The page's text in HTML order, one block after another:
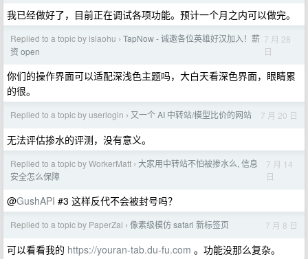
我已经做好了，目前正在调试各项功能。预计一个月之内可以做完。
Replied to a topic by islaohu › TapNow - 诚邀各位英雄好汉加入！薪
资 open
7 月 28
日
你们的操作界面可以适配深浅色主题吗，大白天看深色界面，眼睛累
的很。
Replied to a topic by userlogin › 又一个 AI 中转站/模型比价的网站 7 月 20 日
无法评估掺水的评测，没有意义。
Replied to a topic by WorkerMatt › 大家用中转站不怕被掺水么, 信息
安全怎么保障
7 月 14
日
@GushAPI #3 这样反代不会被封号吗？
Replied to a topic by PaperZai › 像素级模仿 safari 新标签页 7 月 8 日
可以看看我的 https://youran-tab.du-fu.com 。功能没那么复杂。